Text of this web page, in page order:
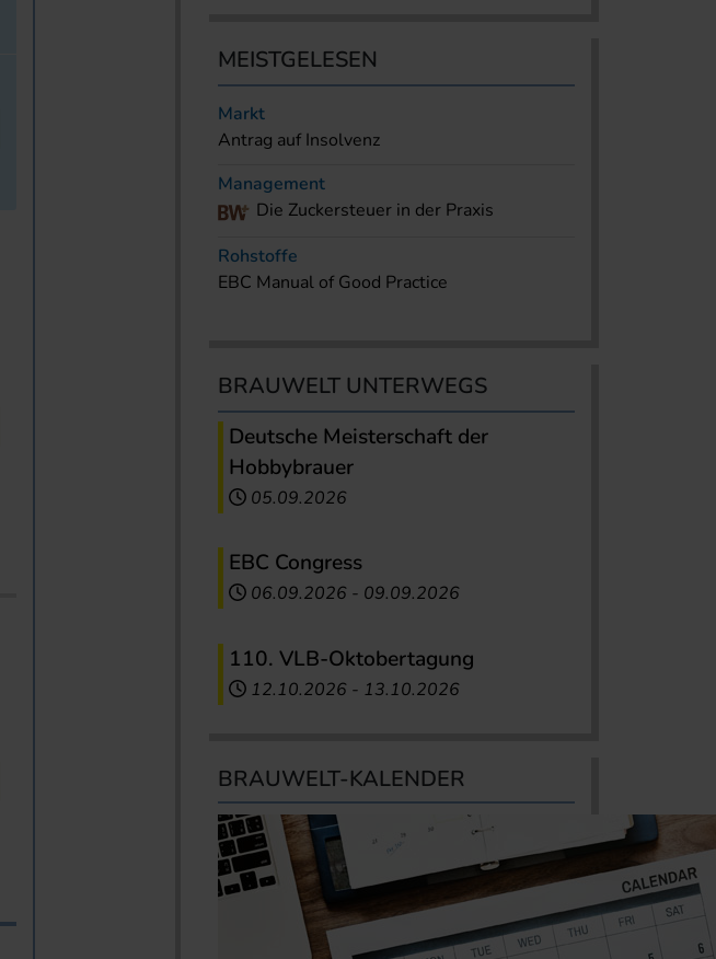
MEISTGELESEN
Markt
Antrag auf Insolvenz
Management
Die Zuckersteuer in der Praxis
Rohstoffe
EBC Manual of Good Practice
BRAUWELT UNTERWEGS
Deutsche Meisterschaft der
Hobbybrauer
05.09.2026
EBC Congress
06.09.2026 - 09.09.2026
110. VLB-Oktobertagung
12.10.2026 - 13.10.2026
BRAUWELT-KALENDER